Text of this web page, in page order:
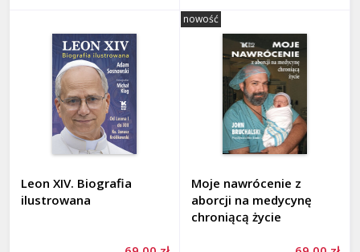
Leon XIV. Biografia
ilustrowana
Moje nawrócenie z
aborcji na medycynę
chroniącą życie
nowość